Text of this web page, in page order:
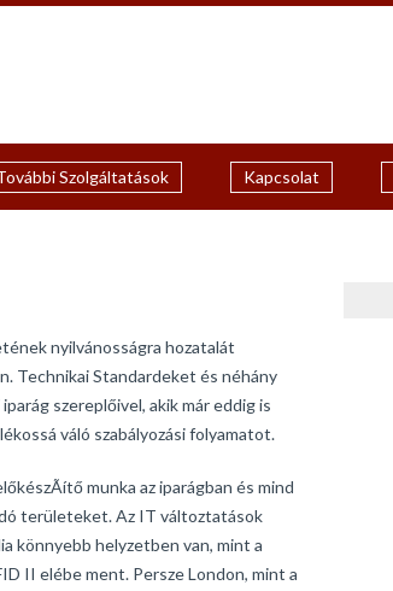
Szolgáltatások Kapcsolat
nyilvánosságra hozatalát
Technikai Standardeket és néhány
szereplőivel, akik már eddig is
váló szabályozási folyamatot.
munka az iparágban és mind
területeket. Az IT változtatások
könnyebb helyzetben van, mint a
II elébe ment. Persze London, mint a